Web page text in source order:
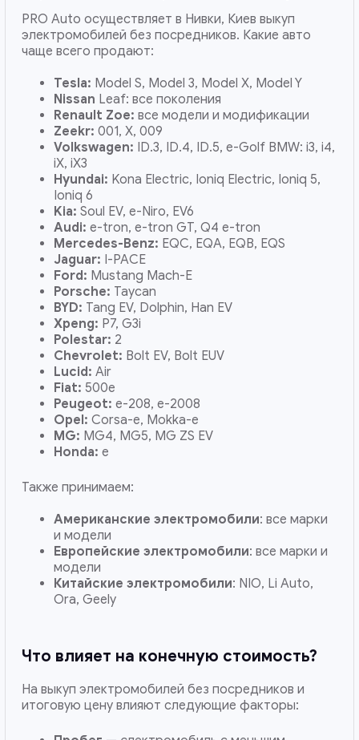
PRO Auto осуществляет в Нивки, Киев выкуп
электромобилей без посредников. Какие авто
чаще всего продают:
Tesla: Model S, Model 3, Model X, Model Y
Nissan Leaf: все поколения
Renault Zoe:все модели и модификации
Zeekr:001, X, 009
Volkswagen: ID.3, ID.4, ID.5, e-Golf BMW: i3, i4,
iX, iX3
Hyundai: Kona Electric, Ioniq Electric, Ioniq 5,
Ioniq 6
Kia: Soul EV, e-Niro, EV6
Audi:e-tron, e-tron GT, Q4 e-tron
Mercedes-Benz: EQC, EQA, EQB, EQS
Jaguar: I-PACE
Ford: Mustang Mach-E
Porsche: Taycan
BYD: Tang EV, Dolphin, Han EV
Xpeng: P7, G3i
Polestar: 2
Chevrolet: Bolt EV, Bolt EUV
Lucid:Air
Fiat: 500e
Peugeot:e-208, e-2008
Opel:Corsa-e, Mokka-e
MG: MG4, MG5, MG ZS EV
Honda:e
Также принимаем:
Американские электромобили: все марки
и модели
Европейские электромобили: все марки и
модели
Китайские электромобили: NIO, Li Auto,
Ora, Geely
Что влияет на конечную стоимость?
На выкуп электромобилей без посредников и
итоговую цену влияют следующие факторы: